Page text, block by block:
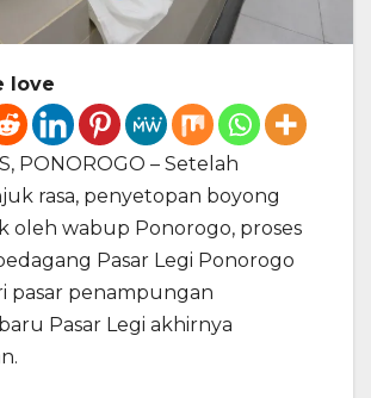
love
PONOROGO – Setelah
rasa, penyetopan boyong
oleh wabup Ponorogo, proses
Pasar Legi Ponorogo
pasar penampungan
Pasar Legi akhirnya